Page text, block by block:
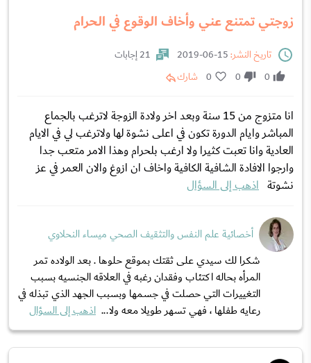
زوجتي تمتنع عني وأخاف الوقوع في الحرام
تاريخ النشر:
21 إجابات
0
0
0 شارك
انا متزوج من 15 سنة وبعد اخر ولادة الزوجة لاترغب بالجماع
المباشر وايام الدورة تكون في اعلى نشوة لها ولاترغب لي في الايام
العادية وانا تعبت كثيرا ولا ارغب بلحرام وهذا الامر متعب جدا
وارجوا الافادة الشافية الكافية واخاف ان ازوغ والان العمر في عز
نشوتة اذهب إلى السؤال
أخصائية علم النفس والتثقيف الصحي ميساء النحلاوي
شكرا لك سيدي على ثقتك بموقع حلوها . بعد الولاده تمر
المرأه بحاله اكتئاب وفقدان رغبه في العلاقه الجنسيه بسبب
التغييرات التي حصلت في جسمها وبسبب الجهد الذي تبذله في
رعايه طفلها ، فهي تسهر طويلا معه ولا... اذهب إلى السؤال